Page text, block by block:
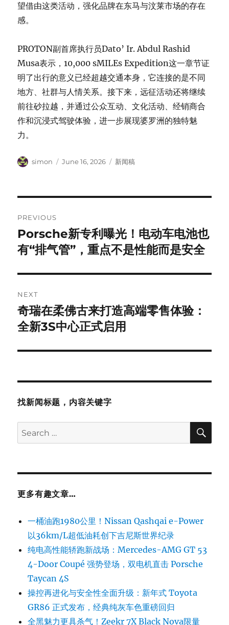
望借由这类活动，强化品牌在东马与汶莱市场的存在
感。
PROTON副首席执行员Dato’ Ir. Abdul Rashid
Musa表示，10,000 sMILEs Expedition这一章节证
明了出行的意义已经超越交通本身，它连接的是不同
地方、社群与人情关系。接下来，远征活动还将继续
前往砂拉越，并通过公众互动、文化活动、经销商合
作和沉浸式驾驶体验，进一步展现婆罗洲的独特魅
力。
Author
simon
Posted
June 16, 2026 Categories
新闻稿
navigation
PREVIOUS
Previous
post:
Porsche新专利曝光！电动车电池也
有“排气管”，重点不是性能而是安全
NEXT
Next
post:
奇瑞在柔佛古来打造高端零售体验：
全新3S中心正式启用
找新闻标题，内容关键字
Search
for:
更多有趣文章…
一桶油跑1980公里！Nissan Qashqai e-Power
以36km/L超低油耗创下吉尼斯世界纪录
纯电高性能轿跑新战场：Mercedes-AMG GT 53
4-Door Coupé 强势登场，双电机直击 Porsche
Taycan 4S
操控再进化与安全性全面升级：新年式 Toyota
GR86 正式发布，经典纯灰车色重磅回归
全黑魅力更具杀气！Zeekr 7X Black Nova限量